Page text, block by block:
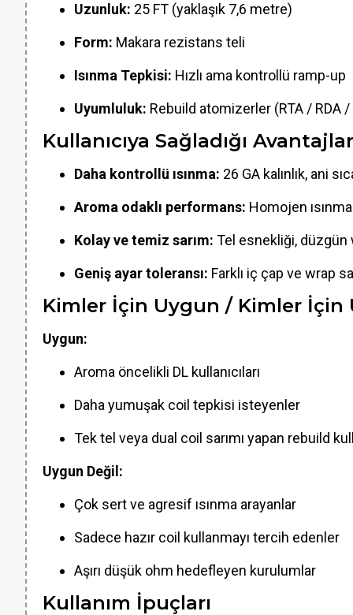
Uzunluk: 25 FT (yaklaşık 7,6 metre)
Form: Makara rezistans teli
Isınma Tepkisi: Hızlı ama kontrollü ramp-up
Uyumluluk: Rebuild atomizerler (RTA / RDA /
Kullanıcıya Sağladığı Avantajlar
Daha kontrollü ısınma: 26 GA kalınlık, ani
Aroma odaklı performans: Homojen
Kolay ve temiz sarım: Tel esnekliği, düzgün
Geniş ayar toleransı: Farklı iç çap ve wrap
Kimler İçin Uygun / Kimler İçin
Uygun:
Aroma öncelikli DL kullanıcıları
Daha yumuşak coil tepkisi isteyenler
Tek tel veya dual coil sarımı yapan rebuild
Uygun Değil:
Çok sert ve agresif ısınma arayanlar
Sadece hazır coil kullanmayı tercih edenler
Aşırı düşük ohm hedefleyen kurulumlar
Kullanım İpuçları